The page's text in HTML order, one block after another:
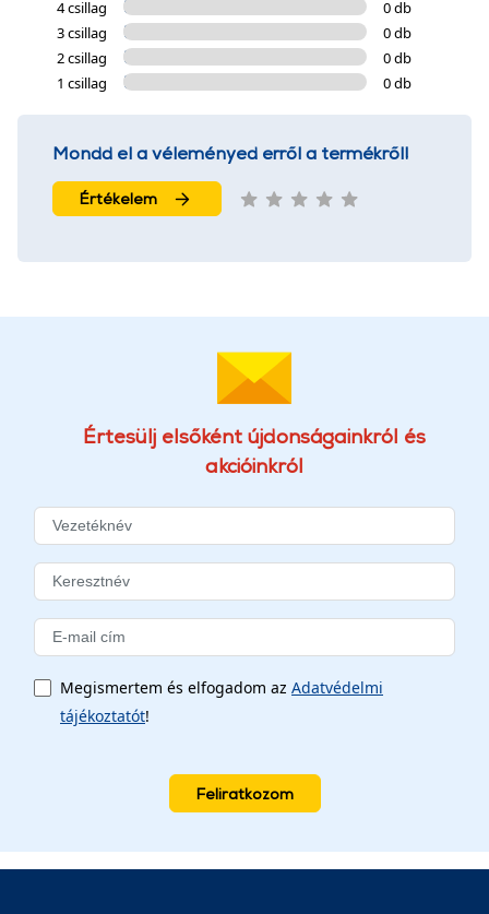
4 csillag
0 db
3 csillag
0 db
2 csillag
0 db
1 csillag
0 db
Mondd el a véleményed erről a termékről!
Értékelem
Értesülj elsőként újdonságainkról és
akcióinkról
Megismertem és elfogadom az Adatvédelmi
tájékoztatót!
Feliratkozom